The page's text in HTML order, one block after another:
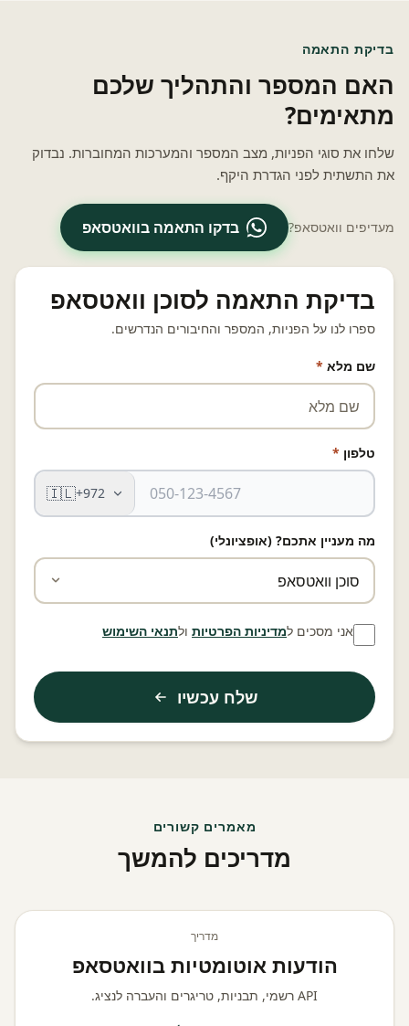
בדיקת התאמה
האם המספר והתהליך שלכם
מתאימים?
שלחו את סוגי הפניות, מצב המספר והמערכות המחוברות. נבדוק
את התשתית לפני הגדרת היקף.
מעדיפים וואטסאפ? בדקו התאמה בוואטסאפ
בדיקת התאמה לסוכן וואטסאפ
ספרו לנו על הפניות, המספר והחיבורים הנדרשים.
שם מלא *
טלפון *
🇮🇱+972
מה מעניין אתכם? (אופציונלי)
אני מסכים למדיניות הפרטיות ולתנאי השימוש
שלח עכשיו
מאמרים קשורים
מדריכים להמשך
מדריך
הודעות אוטומטיות בוואטסאפ
API רשמי, תבניות, טריגרים והעברה לנציג.